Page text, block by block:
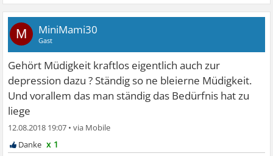
M MiniMami30
Gast
Gehört Müdigkeit kraftlos eigentlich auch zur
depression dazu ? Ständig so ne bleierne Müdigkeit.
Und vorallem das man ständig das Bedürfnis hat zu
liege
12.08.2018 19:07 •
x 1